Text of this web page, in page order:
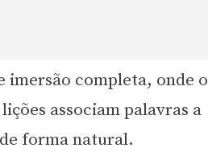
imersão completa, onde o
associam palavras a
forma natural.